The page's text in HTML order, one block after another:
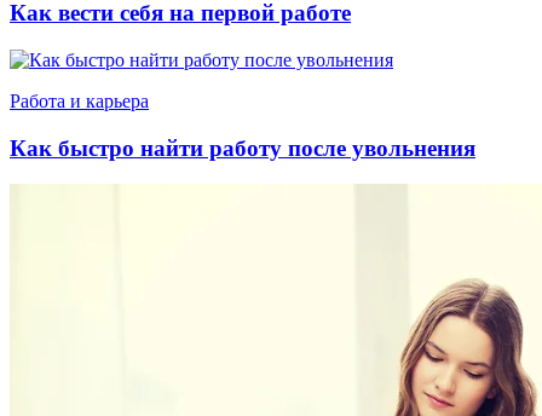
Как вести себя на первой работе
Работа и карьера
Как быстро найти работу после увольнения